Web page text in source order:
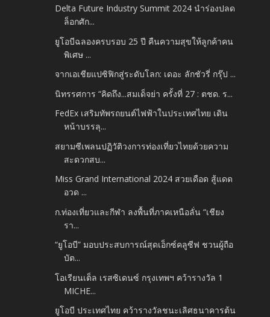
Delta Future Industry Summit 2024 นำร่องปลด
ล็อกศัก...
ยูโอบีฉลองครบรอบ 25 ปี คืนความสุขให้ลูกค้าคน
พิเศษ ...
จากเอเชียแปซิฟิกสู่ระดับโลก: เดอะ ลักชัวรี่ กรุ๊ป ...
นิทรรศการ “คิดถึง...สมเด็จย่า ครั้งที่ 27 : ตชด. ร...
FedEx เสริมทัพรถยนต์ไฟฟ้าในประเทศไทย เดิน
หน้าบรรลุ...
สยามซีเพลนปฏิวัติวงการท่องเที่ยวไทยด้วยความ
สะดวกสบ...
Miss Grand International 2024 สวยเดือด สู้แดด
อวด ...
ก.ท่องเที่ยวและกีฬา ลงพื้นที่ภาคเหนือลั่น “เชียง
รา...
“ยูโอบี” มอบประสบการณ์สุดเอ็กซ์คลูซีฟ ชวนผู้ถือ
บัต...
โอเรียนเต็ล เรสซิเดนซ์ กรุงเทพฯ คว้ารางวัล 1
MICHE...
ยูโอบี ประเทศไทย คว้ารางวัลชนะเลิศธนาคารต้น